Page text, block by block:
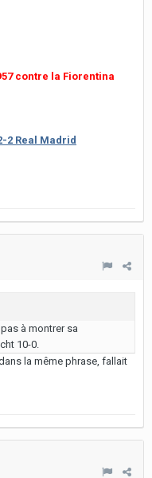
contre la Fiorentina
2 Real Madrid
à montrer sa
10-0.
la même phrase, fallait